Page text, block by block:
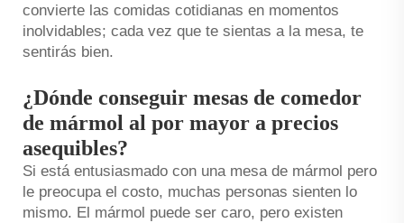
convierte las comidas cotidianas en momentos
inolvidables; cada vez que te sientas a la mesa, te
sentirás bien.
¿Dónde conseguir mesas de comedor
de mármol al por mayor a precios
asequibles?
Si está entusiasmado con una mesa de mármol pero
le preocupa el costo, muchas personas sienten lo
mismo. El mármol puede ser caro, pero existen